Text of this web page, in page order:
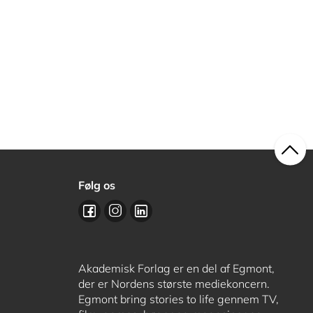
Følg os
Akademisk Forlag er en del af Egmont,
der er Nordens største mediekoncern.
Egmont bring stories to life gennem TV,